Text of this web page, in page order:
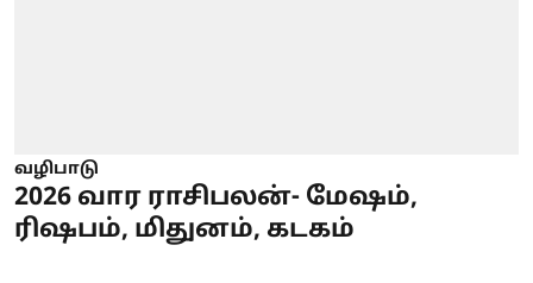
வழிபாடு
2026 வார ராசிபலன்- மேஷம்,
ரிஷபம், மிதுனம், கடகம்